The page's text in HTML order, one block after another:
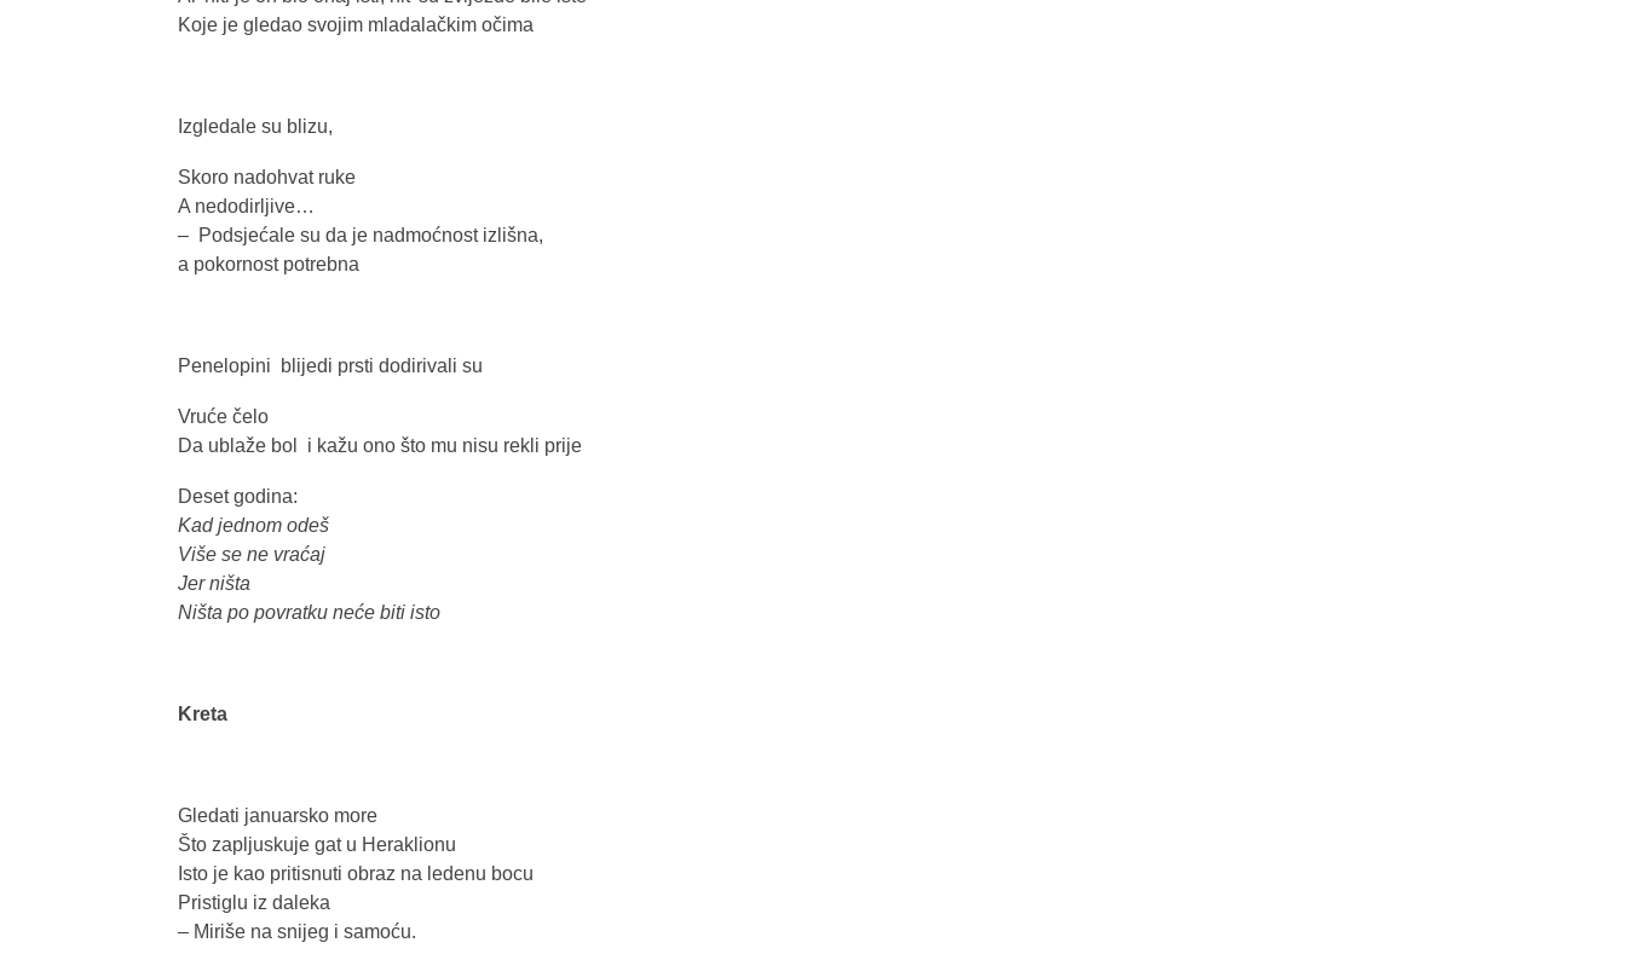
Koje je gledao svojim mladalačkim očima
Izgledale su blizu,
Skoro nadohvat ruke
A nedodirljive…
– Podsjećale su da je nadmoćnost izlišna,
a pokornost potrebna
Penelopini blijedi prsti dodirivali su
Vruće čelo
Da ublaže bol i kažu ono što mu nisu rekli prije
Deset godina:
Kad jednom odeš
Više se ne vraćaj
Jer ništa
Ništa po povratku neće biti isto
Kreta
Gledati januarsko more
Što zapljuskuje gat u Heraklionu
Isto je kao pritisnuti obraz na ledenu bocu
Pristiglu iz daleka
– Miriše na snijeg i samoću.